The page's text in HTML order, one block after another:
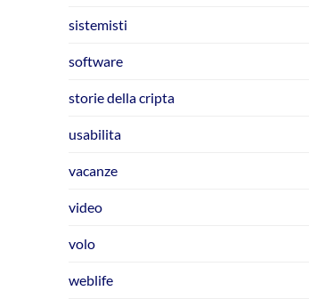
sistemisti
software
storie della cripta
usabilita
vacanze
video
volo
weblife